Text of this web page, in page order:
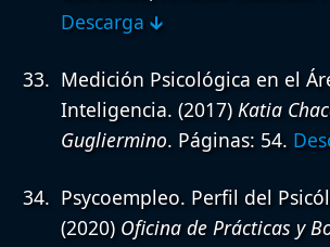
Descarga 🡳
Medición Psicológica en el
Inteligencia. (2017) Katia
Gugliermino. Páginas: 54.
Psycoempleo. Perfil del
(2020) Oficina de Prácticas y